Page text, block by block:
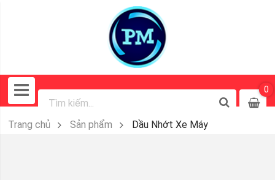
0
Trang chủ Sản phẩm Dầu Nhớt Xe Máy